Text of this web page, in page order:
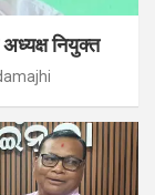
अध्यक्ष नियुक्त